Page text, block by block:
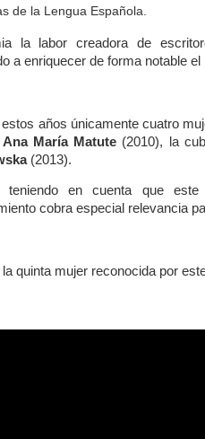
de la Lengua Española
la labor creadora de
a enriquecer de forma notable
años únicamente cuatro
Ana María Matute (2010), la
(2013).
teniendo en cuenta que
cobra especial relevancia
quinta mujer reconocida por